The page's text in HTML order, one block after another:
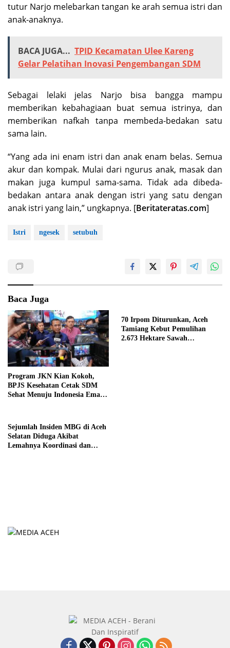
tutur Narjo melebarkan tangan ke arah semua istri dan
anak-anaknya.
BACA JUGA... TPID Kecamatan Ulee Kareng
Gelar Pelatihan Inovasi Pengembangan SDM
Sebagai lelaki jelas Narjo bisa bangga mampu
memberikan kebahagiaan buat semua istrinya, dan
memberikan nafkah tanpa membeda-bedakan satu
sama lain.
“Yang ada ini enam istri dan anak enam belas. Semua
akur dan kompak. Mulai dari ngurus anak, masak dan
makan juga kumpul sama-sama. Tidak ada dibeda-
bedakan antara anak dengan istri yang satu dengan
anak istri yang lain,” ungkapnya. [Beritateratas.com]
Istri ngesek setubuh
Baca Juga
Program JKN Kian Kokoh,
BPJS Kesehatan Cetak SDM
Sehat Menuju Indonesia Emas
70 Irpom Diturunkan, Aceh
Tamiang Kebut Pemulihan
2.673 Hektare Sawah
Sejumlah Insiden MBG di Aceh
Selatan Diduga Akibat
Lemahnya Koordinasi dan